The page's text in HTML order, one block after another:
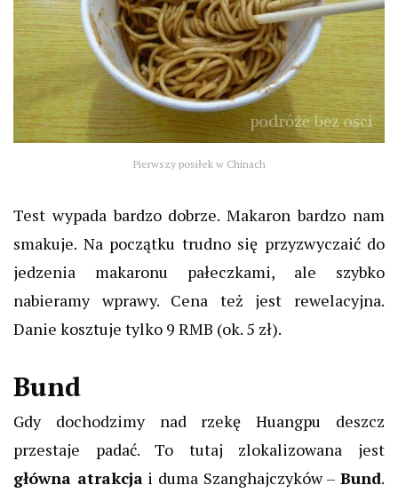
Pierwszy posiłek w Chinach
Test wypada bardzo dobrze. Makaron bardzo nam
smakuje. Na początku trudno się przyzwyczaić do
jedzenia makaronu pałeczkami, ale szybko
nabieramy wprawy. Cena też jest rewelacyjna.
Danie kosztuje tylko 9 RMB (ok. 5 zł).
Bund
Gdy dochodzimy nad rzekę Huangpu deszcz
przestaje padać. To tutaj zlokalizowana jest
główna atrakcja i duma Szanghajczyków –Bund.